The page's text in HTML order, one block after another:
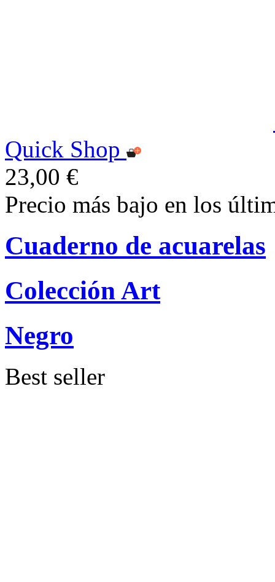
Quick Shop
23,00 €
Precio más bajo en los
Cuaderno de acuarelas
Colección Art
Negro
Best seller